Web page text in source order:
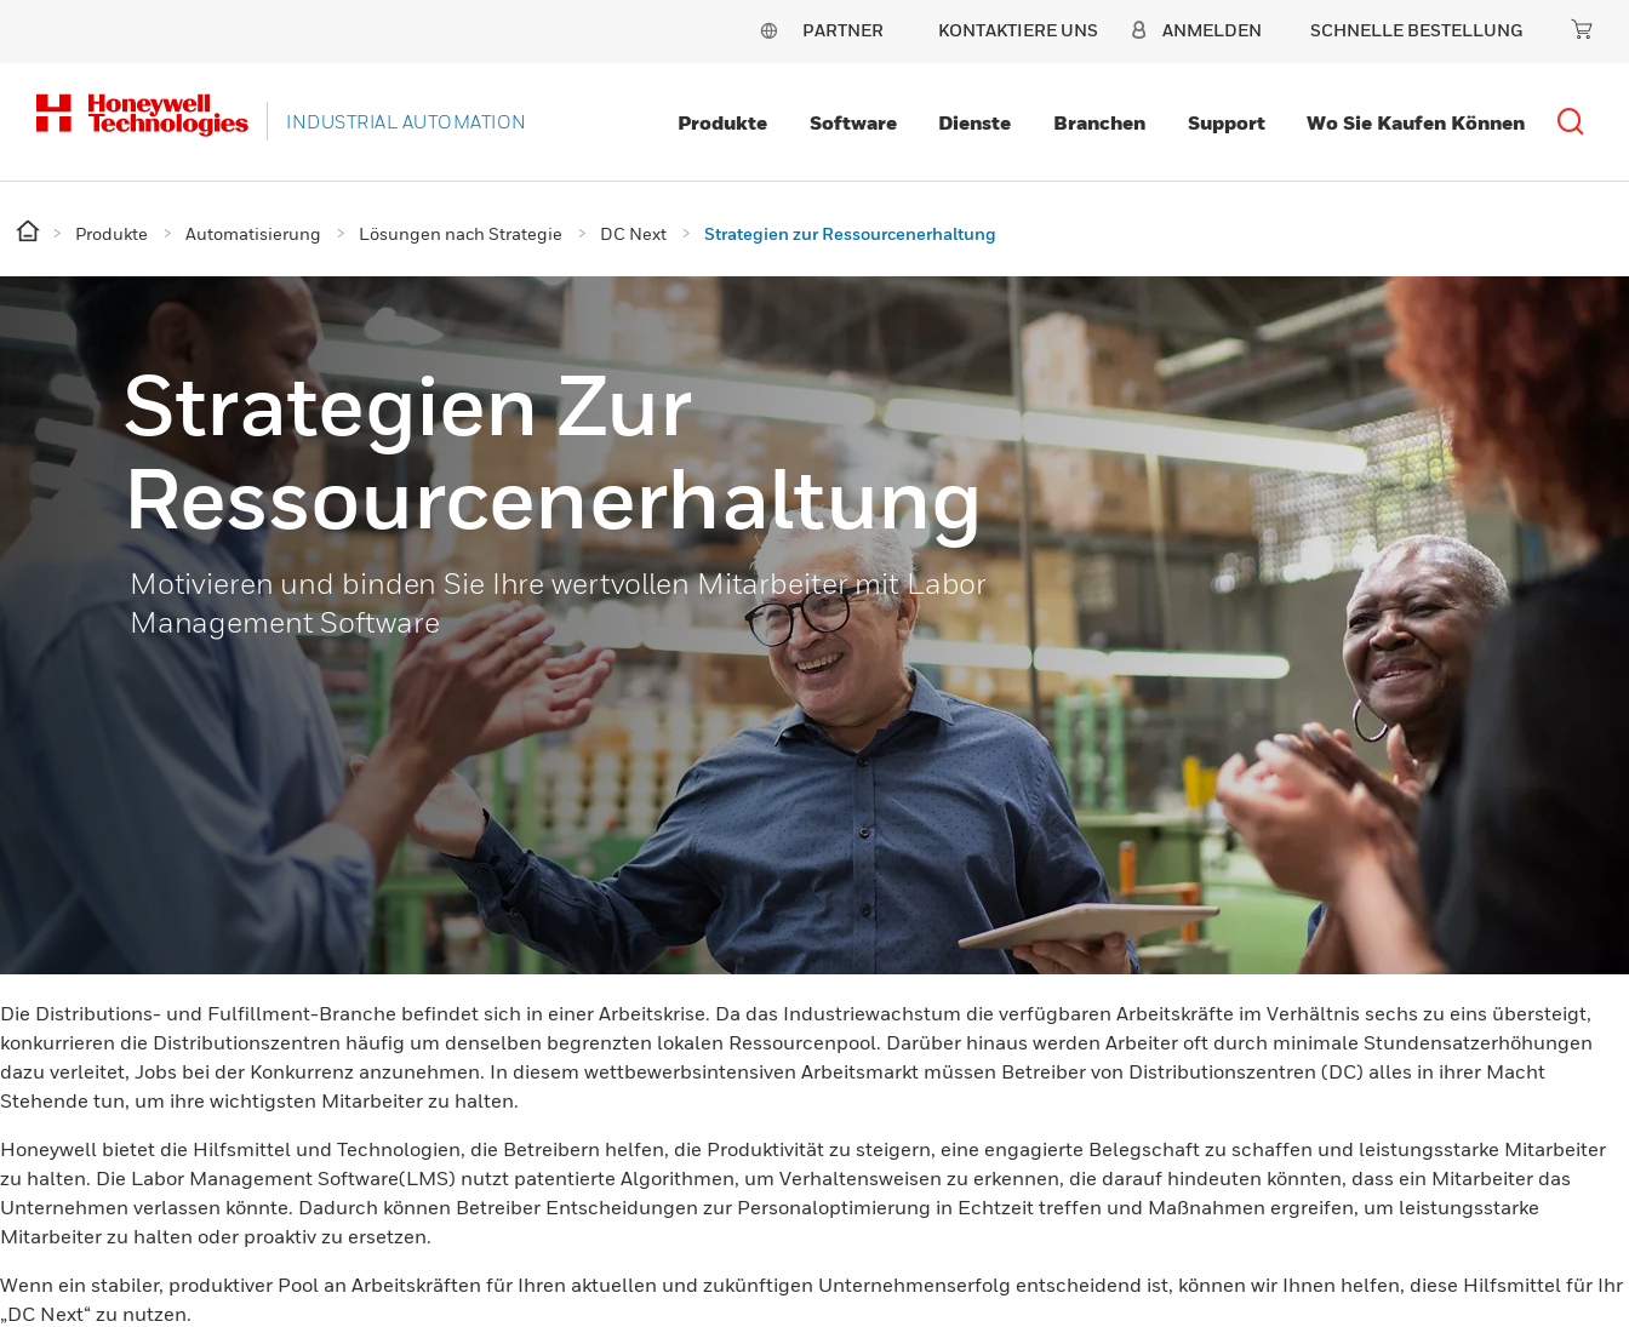
PARTNER KONTAKTIERE UNS ANMELDEN SCHNELLE BESTELLUNG
INDUSTRIAL AUTOMATION Produkte Software Dienste Branchen Support Wo Sie Kaufen Können
Produkte Automatisierung Lösungen nach Strategie DC Next Strategien zur Ressourcenerhaltung
Strategien Zur
Ressourcenerhaltung
Motivieren und binden Sie Ihre wertvollen Mitarbeiter mit Labor
Management Software
Die Distributions- und Fulfillment-Branche befindet sich in einer Arbeitskrise. Da das Industriewachstum die verfügbaren Arbeitskräfte im Verhältnis sechs zu eins übersteigt,
konkurrieren die Distributionszentren häufig um denselben begrenzten lokalen Ressourcenpool. Darüber hinaus werden Arbeiter oft durch minimale Stundensatzerhöhungen
dazu verleitet, Jobs bei der Konkurrenz anzunehmen. In diesem wettbewerbsintensiven Arbeitsmarkt müssen Betreiber von Distributionszentren (DC) alles in ihrer Macht
Stehende tun, um ihre wichtigsten Mitarbeiter zu halten.
Honeywell bietet die Hilfsmittel und Technologien, die Betreibern helfen, die Produktivität zu steigern, eine engagierte Belegschaft zu schaffen und leistungsstarke Mitarbeiter
zu halten. Die Labor Management Software(LMS) nutzt patentierte Algorithmen, um Verhaltensweisen zu erkennen, die darauf hindeuten könnten, dass ein Mitarbeiter das
Unternehmen verlassen könnte. Dadurch können Betreiber Entscheidungen zur Personaloptimierung in Echtzeit treffen und Maßnahmen ergreifen, um leistungsstarke
Mitarbeiter zu halten oder proaktiv zu ersetzen.
Wenn ein stabiler, produktiver Pool an Arbeitskräften für Ihren aktuellen und zukünftigen Unternehmenserfolg entscheidend ist, können wir Ihnen helfen, diese Hilfsmittel für Ihr
„DC Next“ zu nutzen.